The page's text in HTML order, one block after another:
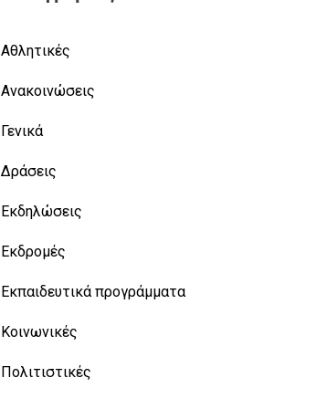
Αθλητικές
Ανακοινώσεις
Γενικά
Δράσεις
Εκδηλώσεις
Εκδρομές
Εκπαιδευτικά προγράμματα
Κοινωνικές
Πολιτιστικές